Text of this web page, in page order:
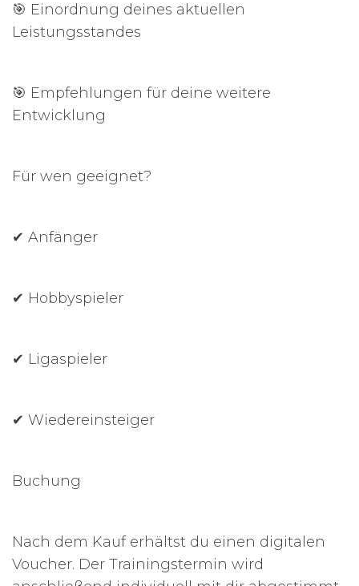
🎯 Einordnung deines aktuellen
Leistungsstandes
🎯 Empfehlungen für deine weitere
Entwicklung
Für wen geeignet?
✔ Anfänger
✔ Hobbyspieler
✔ Ligaspieler
✔ Wiedereinsteiger
Buchung
Nach dem Kauf erhältst du einen digitalen
Voucher. Der Trainingstermin wird